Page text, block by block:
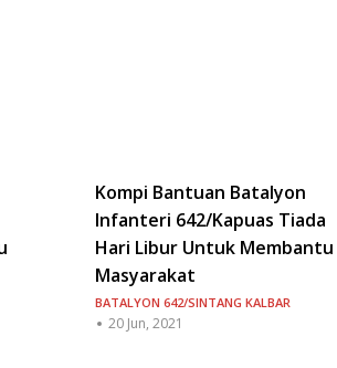
Kompi Bantuan Batalyon
Infanteri 642/Kapuas Tiada
Hari Libur Untuk Membantu
Masyarakat
BATALYON 642/SINTANG KALBAR
20 Jun, 2021